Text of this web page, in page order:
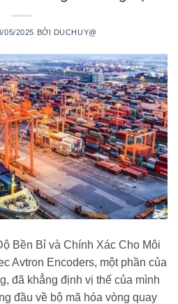
05/2025 BỞI DUCHUY@
Bền Bỉ và Chính Xác Cho Môi
Avtron Encoders, một phần của
đã khẳng định vị thế của mình
đầu về bộ mã hóa vòng quay